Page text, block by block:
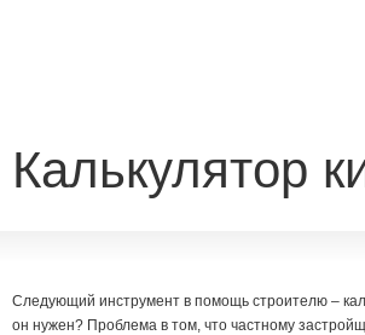
Калькулятор
Следующий инструмент в помощь строителю –
он нужен? Проблема в том, что частному